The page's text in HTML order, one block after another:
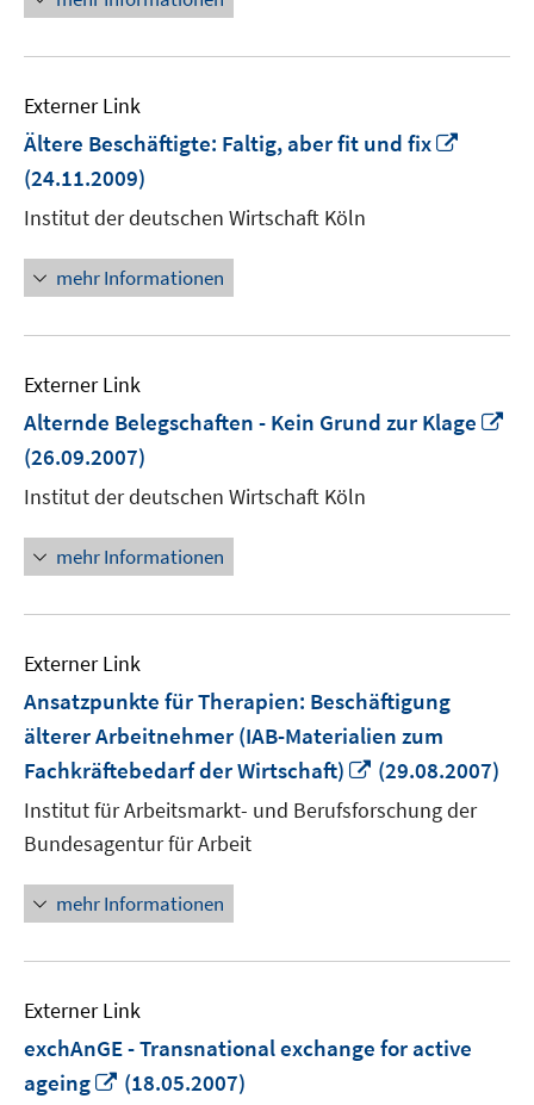
Externer Link
Ältere Beschäftigte: Faltig, aber fit und fix
(24.11.2009)
Institut der deutschen Wirtschaft Köln
mehr Informationen
Externer Link
Alternde Belegschaften - Kein Grund zur Klage
(26.09.2007)
Institut der deutschen Wirtschaft Köln
mehr Informationen
Externer Link
Ansatzpunkte für Therapien: Beschäftigung
älterer Arbeitnehmer (IAB-Materialien zum
Fachkräftebedarf der Wirtschaft)
In
neuem
Fenster
(29.08.2007)
Institut für Arbeitsmarkt- und Berufsforschung der
Bundesagentur für Arbeit
mehr Informationen
Externer Link
exchAnGE - Transnational exchange for active
ageing
In
(18.05.2007)